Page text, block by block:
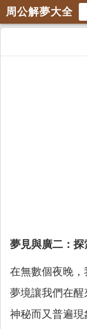
周公解夢大全
夢見與廣二：
在無數個夜晚
夢境讓我們在
神秘而又普遍